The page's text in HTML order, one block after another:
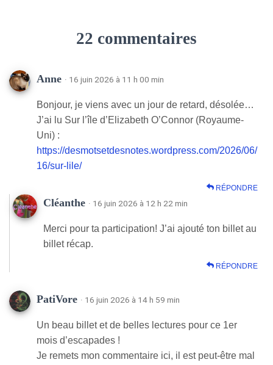
22 commentaires
Anne · 16 juin 2026 à 11 h 00 min
Bonjour, je viens avec un jour de retard, désolée…
J’ai lu Sur l’île d’Elizabeth O’Connor (Royaume-
Uni) :
https://desmotsetdesnotes.wordpress.com/2026/06/
16/sur-lile/
RÉPONDRE
Cléanthe · 16 juin 2026 à 12 h 22 min
Merci pour ta participation! J’ai ajouté ton billet au
billet récap.
RÉPONDRE
PatiVore · 16 juin 2026 à 14 h 59 min
Un beau billet et de belles lectures pour ce 1er
mois d’escapades !
Je remets mon commentaire ici, il est peut-être mal